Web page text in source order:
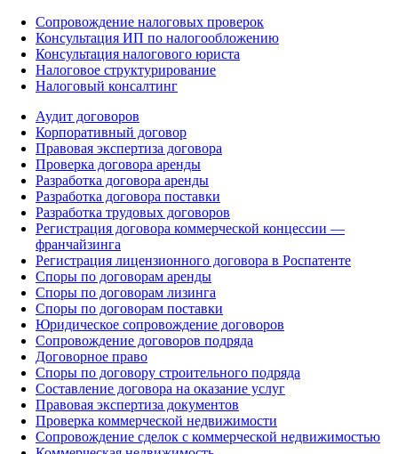
Сопровождение налоговых проверок
Консультация ИП по налогообложению
Консультация налогового юриста
Налоговое структурирование
Налоговый консалтинг
Аудит договоров
Корпоративный договор
Правовая экспертиза договора
Проверка договора аренды
Разработка договора аренды
Разработка договора поставки
Разработка трудовых договоров
Регистрация договора коммерческой концессии —
франчайзинга
Регистрация лицензионного договора в Роспатенте
Споры по договорам аренды
Споры по договорам лизинга
Споры по договорам поставки
Юридическое сопровождение договоров
Сопровождение договоров подряда
Договорное право
Споры по договору строительного подряда
Составление договора на оказание услуг
Правовая экспертиза документов
Проверка коммерческой недвижимости
Сопровождение сделок с коммерческой недвижимостью